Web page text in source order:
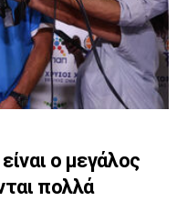
ο μεγάλος
πολλά